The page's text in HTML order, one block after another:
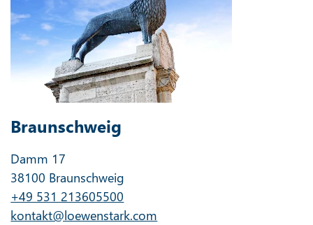
Braunschweig
Damm 17
38100 Braunschweig
+49 531 213605500
kontakt@loewenstark.com